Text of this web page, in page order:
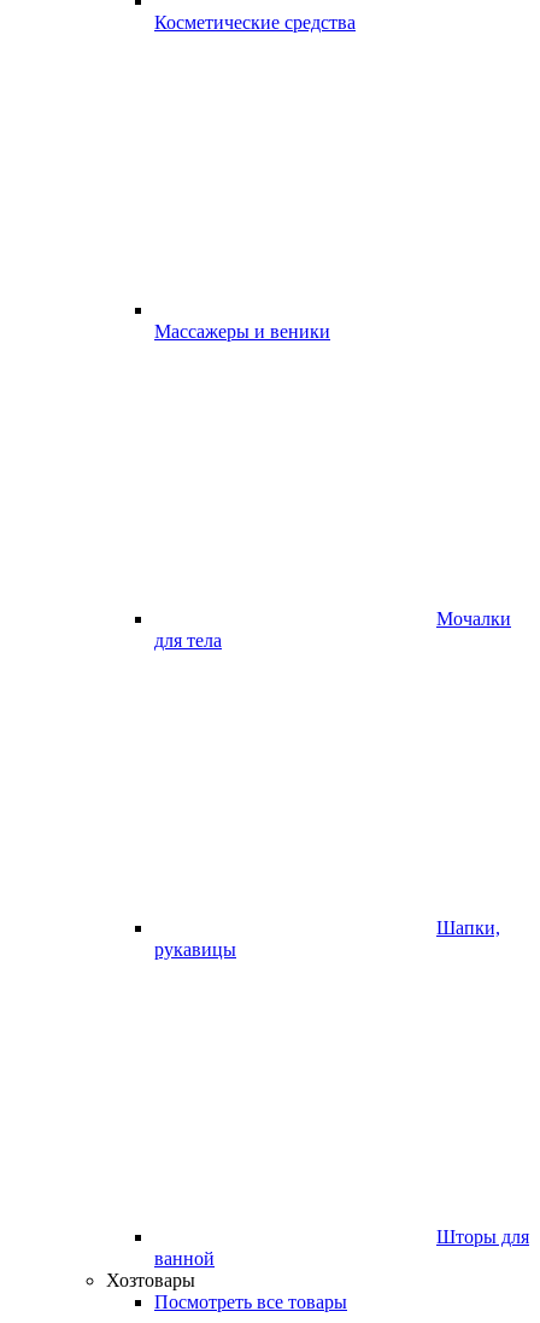
Косметические средства
Массажеры и веники
Мочалки
для тела
Шапки,
рукавицы
Шторы для
ванной
Хозтовары
Посмотреть все товары